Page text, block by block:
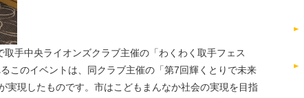
手中央ライオンズクラブ主催の「わくわく取手フェス
このイベントは、同クラブ主催の「第7回輝くとりで未来
実現したものです。市はこどもまんなか社会の実現を目指